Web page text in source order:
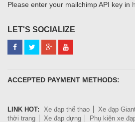
Please enter your mailchimp API key in
LET'S SOCIALIZE
ACCEPTED PAYMENT METHODS:
LINK HOT: Xe đạp thể thao Xe đạp
thời trang
Xe đạp dựng Phụ kiện xe